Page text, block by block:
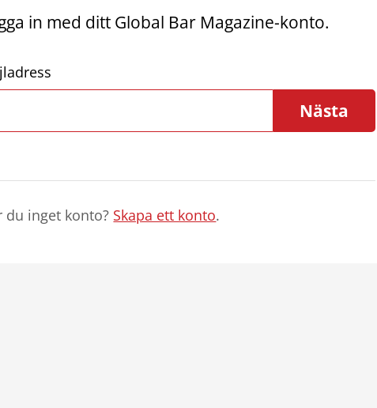
in med ditt Global Bar Magazine-konto.
Nästa
du inget konto? Skapa ett konto.